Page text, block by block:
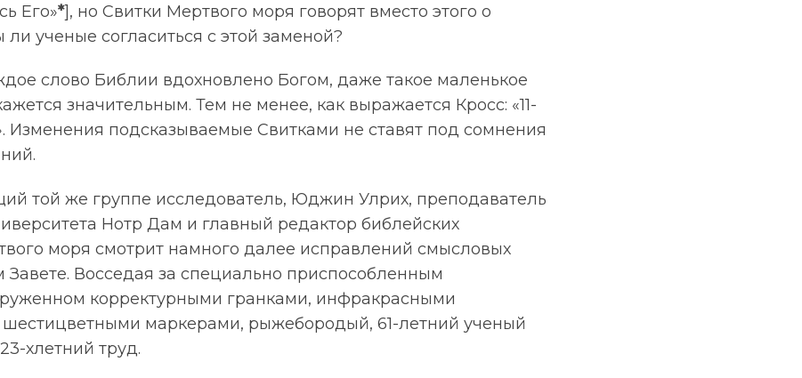
Его»*], но Свитки Мертвого моря говорят вместо этого о
ученые согласиться с этой заменой?
слово Библии вдохновлено Богом, даже такое маленькое
значительным. Тем не менее, как выражается Кросс: «11-
Изменения подсказываемые Свитками не ставят под сомнения
той же группе исследователь, Юджин Улрих, преподаватель
Нотр Дам и главный редактор библейских
моря смотрит намного далее исправлений смысловых
Завете. Восседая за специально приспособленным
корректурными гранками, инфракрасными
маркерами, рыжебородый, 61-летний ученый
хлетний труд.